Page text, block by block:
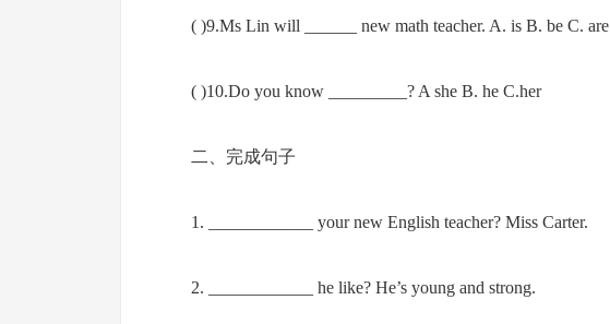
( )9.Ms Lin will ______ new math teacher. A. is B. be C. are
( )10.Do you know _________? A she B. he C.her
二、完成句子
1. ____________ your new English teacher? Miss Carter.
2. ____________ he like? He’s young and strong.